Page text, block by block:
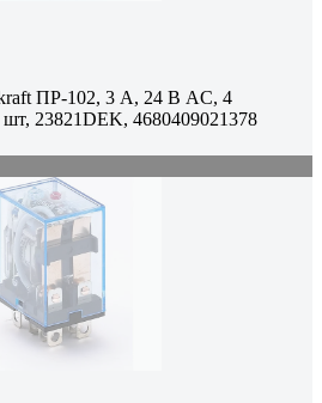
ПР-102, 3 А, 24 В AC, 4
23821DEK, 4680409021378